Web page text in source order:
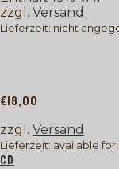
zzgl. Versand
Lieferzeit: nicht
€18,00
zzgl. Versand
Lieferzeit: available
CD